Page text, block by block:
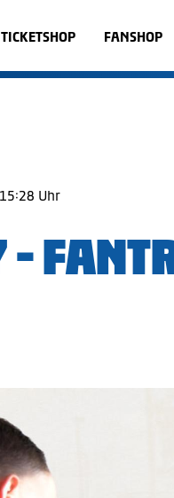
TICKETSHOP FANSHOP
Uhr
-